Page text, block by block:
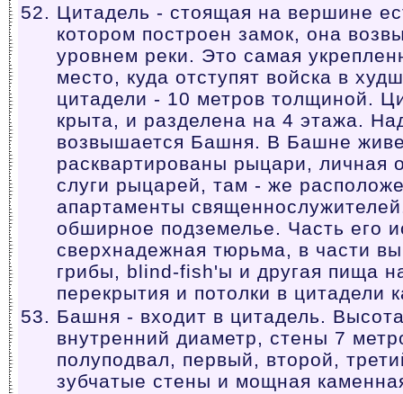
Цитадель - стоящая на вершине
котором построен замок, она
уровнем реки. Это самая
место, куда отступят войска в
цитадели - 10 метров толщиной.
крыта, и разделена на 4 этажа.
возвышается Башня. В Башне
расквартированы рыцари, личная
слуги рыцарей, там - же
апартаменты
обширное подземелье. Часть его
сверхнадежная тюрьма, в части
грибы, blind-fish'ы и другая пища
перекрытия и потолки в цитадели
Башня - входит в цитадель.
внутренний диаметр, стены 7
полуподвал, первый, второй,
зубчатые стены и мощная